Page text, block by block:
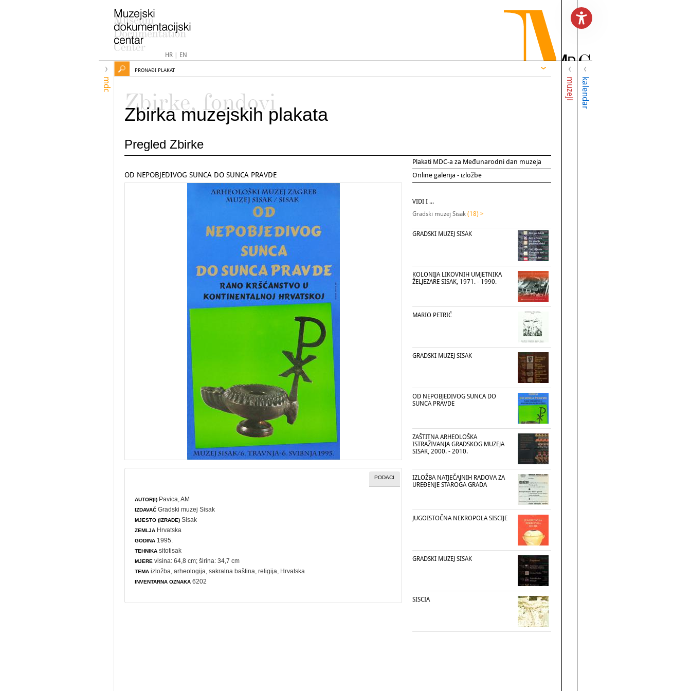
HR| EN
mdc muzeji kalendar
PRONAĐI PLAKAT
Zbirke, fondovi
Zbirka muzejskih plakata
Pregled Zbirke
Plakati MDC-a za Međunarodni dan muzeja
Online galerija - izložbe
OD NEPOBJEDIVOG SUNCA DO SUNCA PRAVDE
PODACI
AUTOR(I) Pavica, AM
IZDAVAČ Gradski muzej Sisak
MJESTO (IZRADE) Sisak
ZEMLJA Hrvatska
GODINA 1995.
TEHNIKA sitotisak
MJERE visina: 64,8 cm; širina: 34,7 cm
TEMA izložba ,arheologija ,sakralna baština ,religija , Hrvatska
INVENTARNA OZNAKA 6202
VIDI I ...
Gradski muzej Sisak (18) >
GRADSKI MUZEJ SISAK
KOLONIJA LIKOVNIH UMJETNIKA
ŽELJEZARE SISAK, 1971. - 1990.
MARIO PETRIĆ
GRADSKI MUZEJ SISAK
OD NEPOBJEDIVOG SUNCA DO
SUNCA PRAVDE
ZAŠTITNA ARHEOLOŠKA
ISTRAŽIVANJA GRADSKOG MUZEJA
SISAK, 2000. - 2010.
IZLOŽBA NATJEČAJNIH RADOVA ZA
UREĐENJE STAROGA GRADA
JUGOISTOČNA NEKROPOLA SISCIJE
GRADSKI MUZEJ SISAK
SISCIA